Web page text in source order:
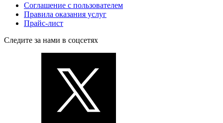
Соглашение с пользователем
Правила оказания услуг
Прайс-лист
Следите за нами в соцсетях